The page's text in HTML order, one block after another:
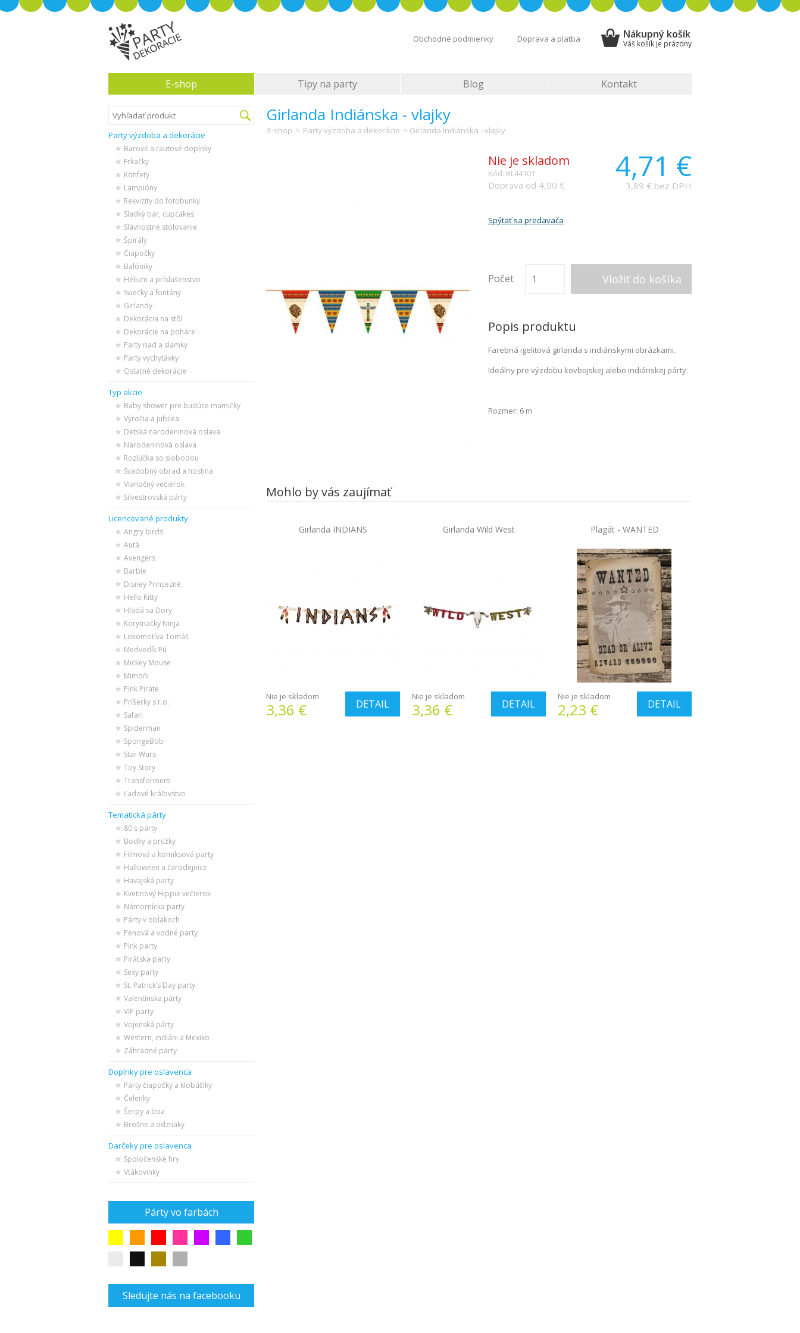
Obchodné podmienky Doprava a platba Nákupný košík
Váš košík je prázdny
E-shop Tipy na party Blog Kontakt
Party výzdoba a dekorácie
Barové a rautové doplnky
Frkačky
Konfety
Lampióny
Rekvizity do fotobunky
Sladký bar, cupcakes
Slávnostné stolovanie
Špirály
Čiapočky
Balóniky
Hélium a príslušenstvo
Sviečky a fontány
Girlandy
Dekorácia na stôl
Dekorácie na poháre
Party riad a slamky
Party vychytávky
Ostatné dekorácie
Typ akcie
Baby shower pre budúce mamičky
Výročia a jubilea
Detská narodeninová oslava
Narodeninová oslava
Rozlúčka so slobodou
Svadobný obrad a hostina
Vianočný večierok
Silvestrovská párty
Licencované produkty
Angry birds
Autá
Avengers
Barbie
Disney Princezné
Hello Kitty
Hľadá sa Dory
Korytnačky Ninja
Lokomotíva Tomáš
Medvedík Pú
Mickey Mouse
Mimoňi
Pink Pirate
Príšerky s.r.o.
Safari
Spiderman
SpongeBob
Star Wars
Toy Story
Transformers
Ľadové kráľovstvo
Tematická párty
80's párty
Bodky a prúžky
Filmová a komiksová party
Halloween a čarodejnice
Havajská party
Kvetinový Hippie večierok
Námornícka party
Párty v oblakoch
Penová a vodné party
Pink party
Pirátska party
Sexy party
St. Patrick’s Day party
Valentínska párty
VIP party
Vojenská párty
Western, indiáni a Mexiko
Záhradné party
Doplnky pre oslavenca
Párty čiapočky a klobúčiky
Čelenky
Šerpy a boa
Brošne a odznaky
Darčeky pre oslavenca
Spoločenské hry
Vtákovinky
Párty vo farbách
Sledujte nás na facebooku
Girlanda Indiánska - vlajky
E-shop > Party výzdoba a dekorácie > Girlanda Indiánska - vlajky
4,71 €
3,89 € bez DPH
Nie je skladom
Kód: BL44101
Doprava od 4,90 €
Spýtať sa predavača
Počet
Popis produktu
Farebná igelitová girlanda s indiánskymi obrázkami.
Ideálny pre výzdobu kovbojskej alebo indiánskej párty.
Rozmer: 6 m
Mohlo by vás zaujímať
Girlanda INDIANS
DETAIL
Nie je skladom
3,36 €
Girlanda Wild West
DETAIL
Nie je skladom
3,36 €
Plagát - WANTED
DETAIL
Nie je skladom
2,23 €